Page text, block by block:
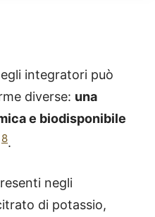
integratori può
diverse: una
e biodisponibile
8.
negli
di potassio,